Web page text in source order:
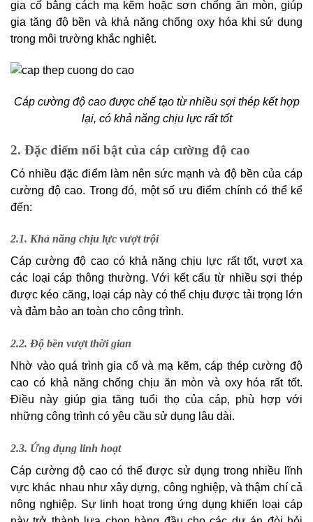
gia cố bằng cách mạ kẽm hoặc sơn chống ăn mòn, giúp
gia tăng độ bền và khả năng chống oxy hóa khi sử dụng
trong môi trường khắc nghiệt.
Cáp cường độ cao được chế tạo từ nhiều sợi thép kết hợp
lại, có khả năng chịu lực rất tốt
2. Đặc điểm nổi bật của cáp cường độ cao
Có nhiều đặc điểm làm nên sức mạnh và độ bền của cáp
cường độ cao. Trong đó, một số ưu điểm chính có thể kể
đến:
2.1. Khả năng chịu lực vượt trội
Cáp cường độ cao có khả năng chịu lực rất tốt, vượt xa
các loại cáp thông thường. Với kết cấu từ nhiều sợi thép
được kéo căng, loại cáp này có thể chịu được tải trọng lớn
và đảm bảo an toàn cho công trình.
2.2. Độ bền vượt thời gian
Nhờ vào quá trình gia cố và mạ kẽm, cáp thép cường độ
cao có khả năng chống chịu ăn mòn và oxy hóa rất tốt.
Điều này giúp gia tăng tuổi thọ của cáp, phù hợp với
những công trình có yêu cầu sử dụng lâu dài.
2.3. Ứng dụng linh hoạt
Cáp cường độ cao có thể được sử dụng trong nhiều lĩnh
vực khác nhau như xây dựng, công nghiệp, và thậm chí cả
nông nghiệp. Sự linh hoạt trong ứng dụng khiến loại cáp